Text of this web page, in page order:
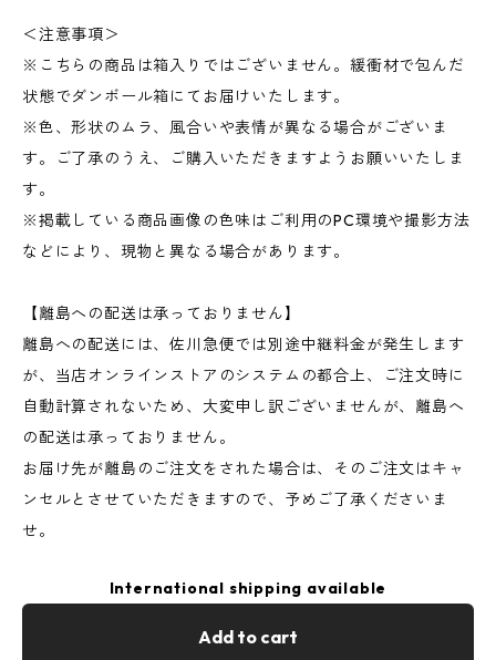
＜注意事項＞
※こちらの商品は箱入りではございません。緩衝材で包んだ
状態でダンボール箱にてお届けいたします。
※色、形状のムラ、風合いや表情が異なる場合がございま
す。ご了承のうえ、ご購入いただきますようお願いいたしま
す。
※掲載している商品画像の色味はご利用のPC環境や撮影方法
などにより、現物と異なる場合があります。
【離島への配送は承っておりません】
離島への配送には、佐川急便では別途中継料金が発生します
が、当店オンラインストアのシステムの都合上、ご注文時に
自動計算されないため、大変申し訳ございませんが、離島へ
の配送は承っておりません。
お届け先が離島のご注文をされた場合は、そのご注文はキャ
ンセルとさせていただきますので、予めご了承くださいま
せ。
International shipping available
Add to cart